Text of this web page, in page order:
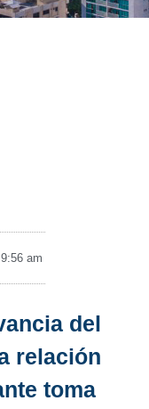
9:56 am
del
relación
toma